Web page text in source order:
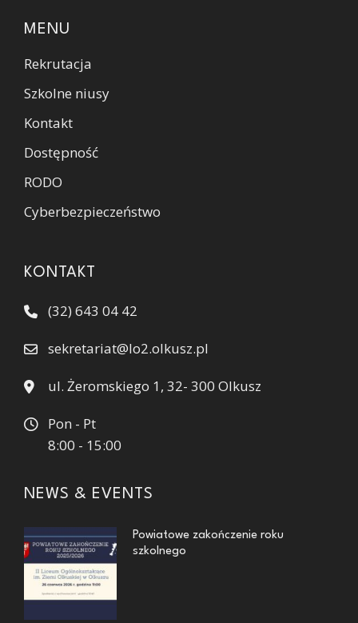
MENU
Rekrutacja
Szkolne niusy
Kontakt
Dostępność
RODO
Cyberbezpieczeństwo
KONTAKT
(32) 643 04 42
sekretariat@lo2.olkusz.pl
ul. Żeromskiego 1, 32- 300 Olkusz
Pon - Pt
8:00 - 15:00
NEWS & EVENTS
Powiatowe zakończenie roku
szkolnego